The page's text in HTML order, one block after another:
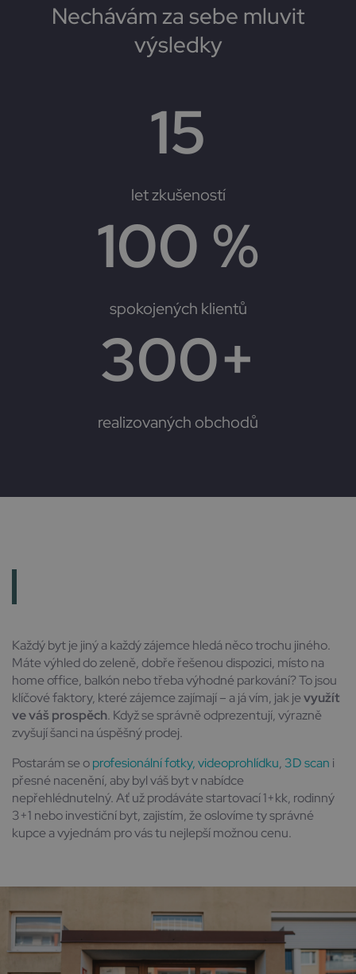
Nechávám za sebe mluvit
výsledky
15
let zkušeností
100 %
spokojených klientů
300+
realizovaných obchodů
Každý byt je jiný a každý zájemce hledá něco trochu jiného.
Máte výhled do zeleně, dobře řešenou dispozici, místo na
home office, balkón nebo třeba výhodné parkování? To jsou
klíčové faktory, které zájemce zajímají – a já vím, jak jevyužít
ve váš prospěch. Když se správně odprezentují, výrazně
zvyšují šanci na úspěšný prodej.
Postarám se oprofesionální fotky, videoprohlídku, 3D scan i
přesné nacenění, aby byl váš byt v nabídce
nepřehlédnutelný. Ať už prodáváte startovací 1+kk, rodinný
3+1 nebo investiční byt, zajistím, že oslovíme ty správné
kupce a vyjednám pro vás tu nejlepší možnou cenu.